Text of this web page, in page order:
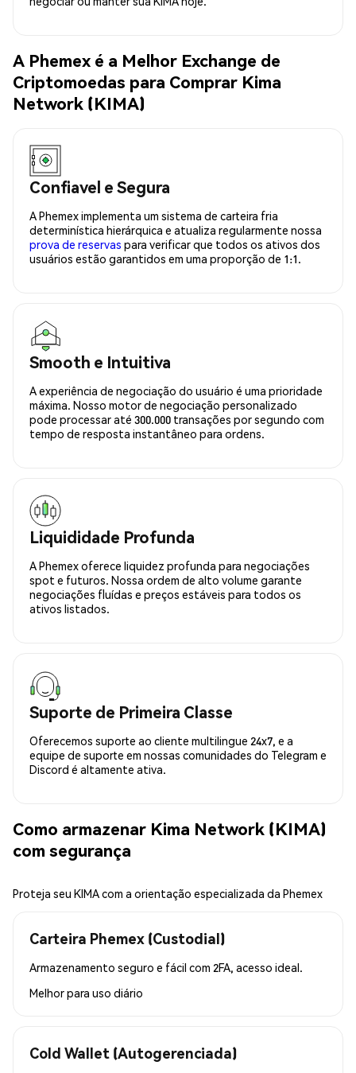
A Phemex é a Melhor Exchange de
Criptomoedas para Comprar Kima
Network (KIMA)
Confiavel e Segura
A Phemex implementa um sistema de carteira fria
determinística hierárquica e atualiza regularmente nossa
prova de reservas para verificar que todos os ativos dos
usuários estão garantidos em uma proporção de 1:1.
Smooth e Intuitiva
A experiência de negociação do usuário é uma prioridade
máxima. Nosso motor de negociação personalizado
pode processar até 300.000 transações por segundo com
tempo de resposta instantâneo para ordens.
Liquididade Profunda
A Phemex oferece liquidez profunda para negociações
spot e futuros. Nossa ordem de alto volume garante
negociações fluídas e preços estáveis para todos os
ativos listados.
Suporte de Primeira Classe
Oferecemos suporte ao cliente multilingue 24x7, e a
equipe de suporte em nossas comunidades do Telegram e
Discord é altamente ativa.
Como armazenar Kima Network (KIMA)
com segurança
Proteja seu KIMA com a orientação especializada da Phemex
Carteira Phemex (Custodial)
Armazenamento seguro e fácil com 2FA, acesso ideal.
Melhor para uso diário
Cold Wallet (Autogerenciada)